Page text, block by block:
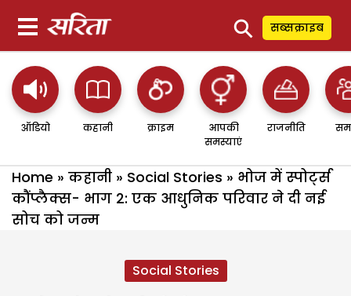
⚲ सब्सक्राइब
ऑडियो कहानी क्राइम
आपकी
समस्याएं
राजनीति
Home » कहानी » Social Stories » भोज में स्पोर्ट्स
कौंप्लैक्स- भाग 2: एक आधुनिक परिवार ने दी नई
सोच को जन्म
Social Stories